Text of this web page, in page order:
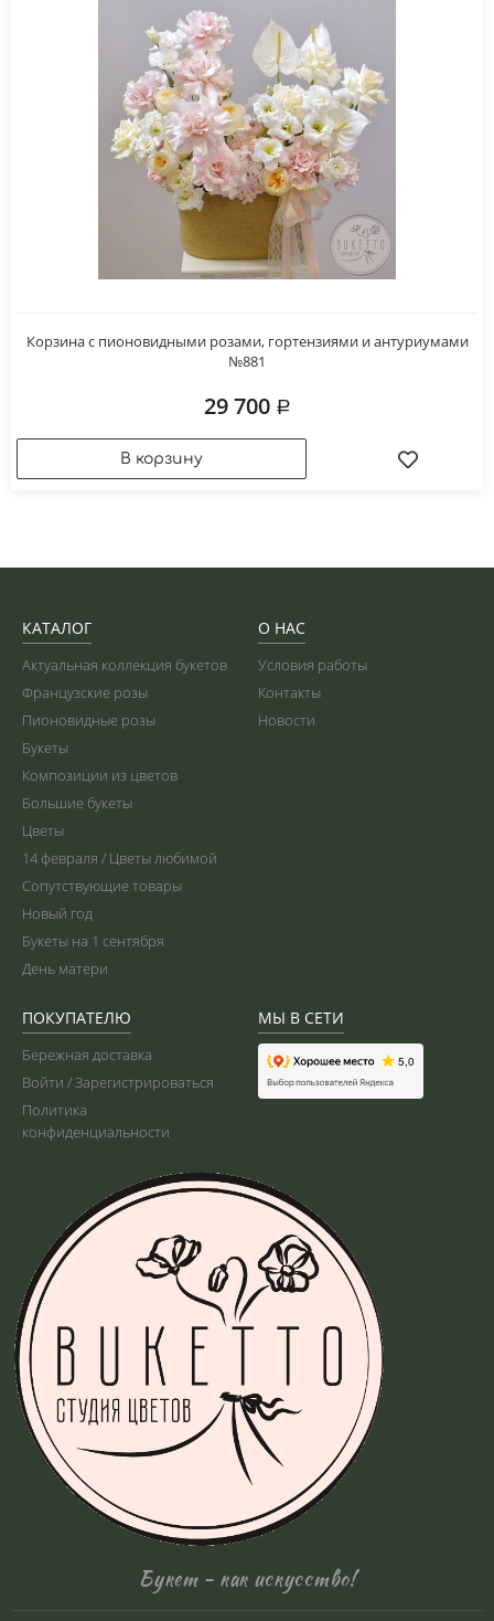
Корзина с пионовидными розами, гортензиями и антуриумами
№881
29 700
Букет - как искусство!
КАТАЛОГ
Актуальная коллекция букетов
Французские розы
Пионовидные розы
Букеты
Композиции из цветов
Большие букеты
Цветы
14 февраля / Цветы любимой
Сопутствующие товары
Новый год
Букеты на 1 сентября
День матери
О НАС
Условия работы
Контакты
Новости
ПОКУПАТЕЛЮ
Бережная доставка
Войти / Зарегистрироваться
Политика
конфиденциальности
МЫ В СЕТИ